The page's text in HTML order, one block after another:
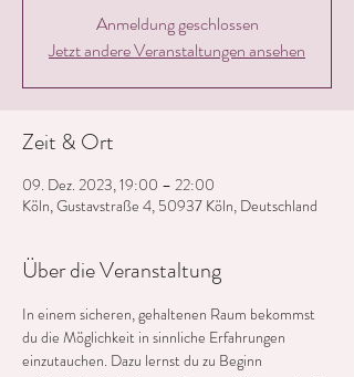
Anmeldung geschlossen
Jetzt andere Veranstaltungen ansehen
Zeit & Ort
09. Dez. 2023, 19:00 – 22:00
Köln, Gustavstraße 4, 50937 Köln, Deutschland
Über die Veranstaltung
In einem sicheren, gehaltenen Raum bekommst
du die Möglichkeit in sinnliche Erfahrungen
einzutauchen. Dazu lernst du zu Beginn